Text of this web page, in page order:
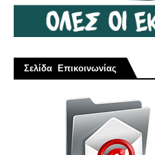
Σελίδα Επικοινωνίας